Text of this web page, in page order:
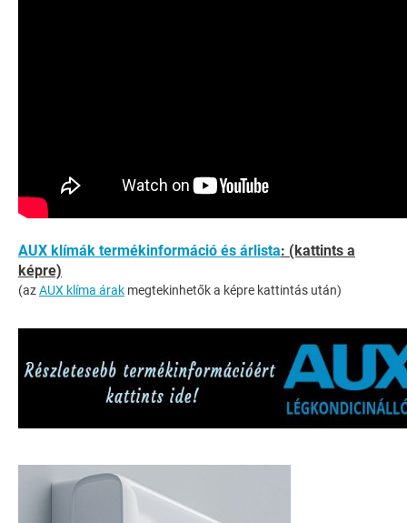
AUX klímák termékinformáció és árlista: (kattints a
képre)
(azAUX klíma árak megtekinhetők a képre kattintás után)